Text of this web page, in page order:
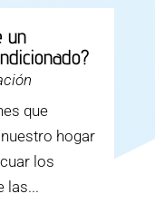
un
que
hogar
los
las...